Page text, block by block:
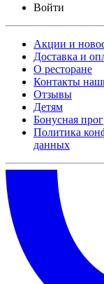
Войти
Акции и
Доставка и
О ресторане
Контакты
Отзывы
Детям
Бонусная
Политика
данных